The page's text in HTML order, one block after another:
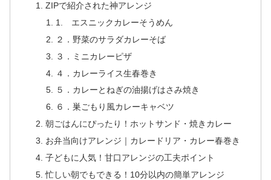
ZIPで紹介された神アレンジ
1. エスニックカレーそうめん
２．野菜のサラダカレーそば
３．ミニカレーピザ
４．カレーライス生春巻き
５．カレーとねぎの油揚げはさみ焼き
６．巣ごもり風カレーキャベツ
朝ごはんにぴったり！ホットサンド・焼きカレー
お弁当向けアレンジ｜カレードリア・カレー春巻き
子どもに人気！甘口アレンジの工夫ポイント
忙しい朝でもできる！10分以内の簡単アレンジ